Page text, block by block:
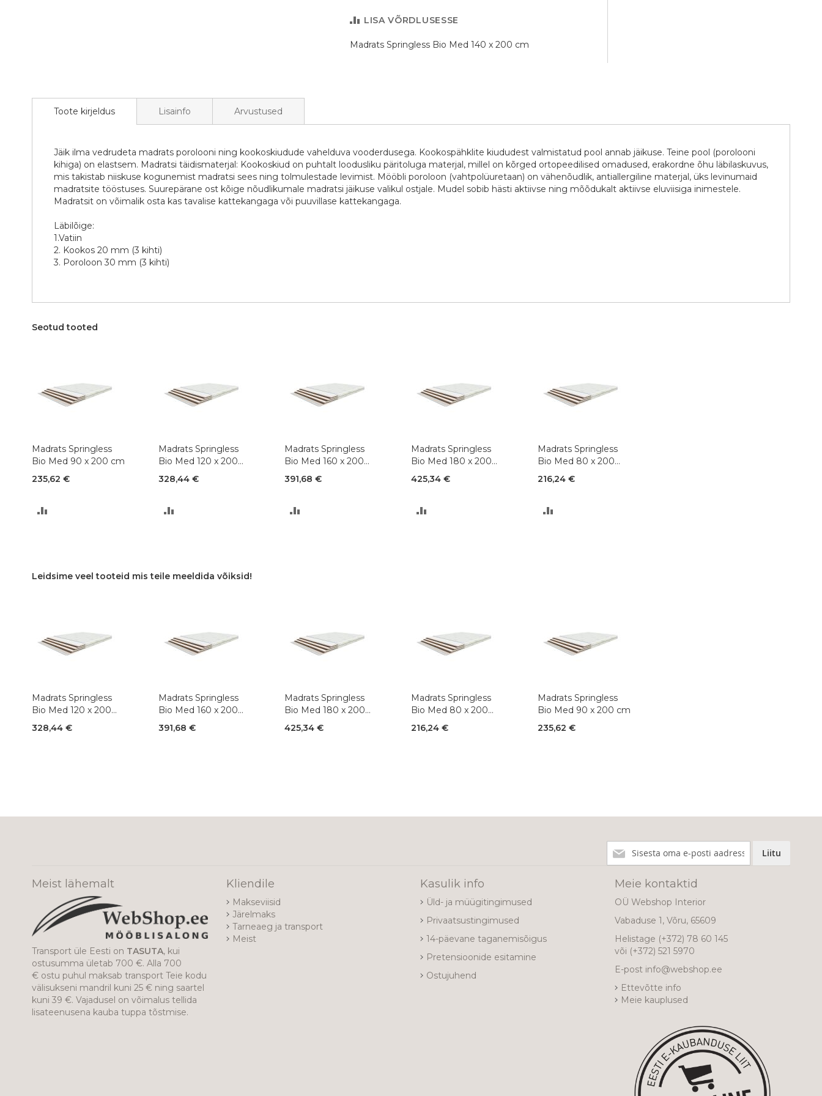
LISA VÕRDLUSESSE
Madrats Springless Bio Med 140 x 200 cm
Toote kirjeldus
Jäik ilma vedrudeta madrats porolooni ning kookoskiudude vahelduva vooderdusega. Kookospähklite kiududest valmistatud pool annab jäikuse. Teine pool (porolooni
kihiga) on elastsem. Madratsi täidismaterjal: Kookoskiud on puhtalt loodusliku päritoluga materjal, millel on kõrged ortopeedilised omadused, erakordne õhu läbilaskuvus,
mis takistab niiskuse kogunemist madratsi sees ning tolmulestade levimist. Mööbli poroloon (vahtpolüuretaan) on vähenõudlik, antiallergiline materjal, üks levinumaid
madratsite tööstuses. Suurepärane ost kõige nõudlikumale madratsi jäikuse valikul ostjale. Mudel sobib hästi aktiivse ning mõõdukalt aktiivse eluviisiga inimestele.
Madratsit on võimalik osta kas tavalise kattekangaga või puuvillase kattekangaga.
Läbilõige:
1.Vatiin
2. Kookos 20 mm (3 kihti)
3. Poroloon 30 mm (3 kihti)
Lisainfo Arvustused
Seotud tooted
Madrats Springless
Bio Med 90 x 200 cm
235,62 €
Madrats Springless
Bio Med 120 x 200
cm
328,44 €
Madrats Springless
Bio Med 160 x 200
cm
391,68 €
Madrats Springless
Bio Med 180 x 200
cm
425,34 €
Madrats Springless
Bio Med 80 x 200
cm
216,24 €
Leidsime veel tooteid mis teile meeldida võiksid!
Madrats Springless
Bio Med 120 x 200
cm
328,44 €
Madrats Springless
Bio Med 160 x 200
cm
391,68 €
Madrats Springless
Bio Med 180 x 200
cm
425,34 €
Madrats Springless
Bio Med 80 x 200
cm
216,24 €
Madrats Springless
Bio Med 90 x 200 cm
235,62 €
meie
Liitu
Meist lähemalt
Transport üle Eesti on TASUTA, kui
ostusumma ületab 700 €. Alla 700
€ ostu puhul maksab transport Teie kodu
välisukseni mandril kuni 25 € ning saartel
kuni 39 €. Vajadusel on võimalus tellida
lisateenusena kauba tuppa tõstmise.
Kliendile
Makseviisid
Järelmaks
Tarneaeg ja transport
Meist
Kasulik info
Üld- ja müügitingimused
Privaatsustingimused
14-päevane taganemisõigus
Pretensioonide esitamine
Ostujuhend
Meie kontaktid
OÜ Webshop Interior
Vabaduse 1, Võru, 65609
Helistage (+372) 78 60 145
või (+372) 521 5970
E-post info@webshop.ee
Ettevõtte info
Meie kauplused